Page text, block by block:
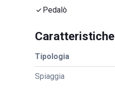
Pedalò
Caratteristiche
Tipologia
Spiaggia